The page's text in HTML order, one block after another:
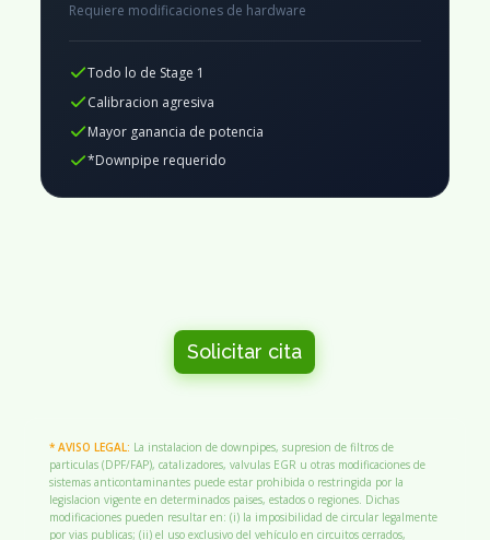
Requiere modificaciones de hardware
Todo lo de Stage 1
Calibracion agresiva
Mayor ganancia de potencia
*Downpipe requerido
Solicitar cita
* AVISO LEGAL: La instalacion de downpipes, supresion de filtros de
particulas (DPF/FAP), catalizadores, valvulas EGR u otras modificaciones de
sistemas anticontaminantes puede estar prohibida o restringida por la
legislacion vigente en determinados paises, estados o regiones. Dichas
modificaciones pueden resultar en: (i) la imposibilidad de circular legalmente
por vias publicas; (ii) el uso exclusivo del vehículo en circuitos cerrados,